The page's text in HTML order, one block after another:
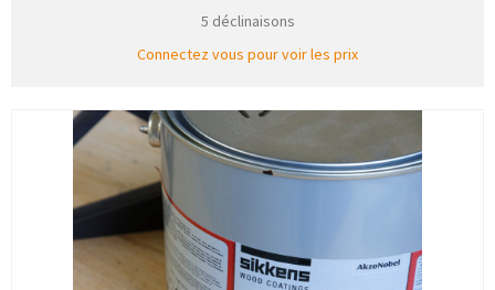
5 déclinaisons
Connectez vous pour voir les prix